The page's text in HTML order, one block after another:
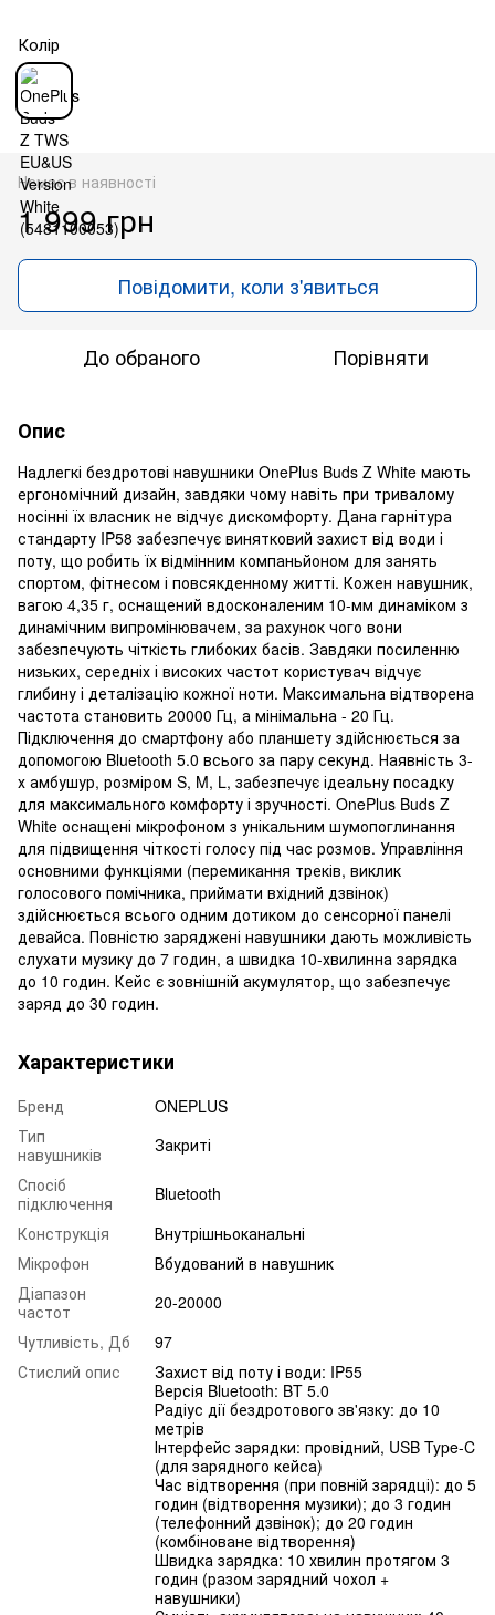
Колір
Немає в наявності
1 999 грн
Повідомити, коли з'явиться
До обраного Порівняти
Опис
Надлегкі бездротові навушники OnePlus Buds Z White мають
ергономічний дизайн, завдяки чому навіть при тривалому
носінні їх власник не відчує дискомфорту. Дана гарнітура
стандарту IP58 забезпечує винятковий захист від води і
поту, що робить їх відмінним компаньйоном для занять
спортом, фітнесом і повсякденному житті. Кожен навушник,
вагою 4,35 г, оснащений вдосконаленим 10-мм динаміком з
динамічним випромінювачем, за рахунок чого вони
забезпечують чіткість глибоких басів. Завдяки посиленню
низьких, середніх і високих частот користувач відчує
глибину і деталізацію кожної ноти. Максимальна відтворена
частота становить 20000 Гц, а мінімальна - 20 Гц.
Підключення до смартфону або планшету здійснюється за
допомогою Bluetooth 5.0 всього за пару секунд. Наявність 3-
х амбушур, розміром S, M, L, забезпечує ідеальну посадку
для максимального комфорту і зручності. OnePlus Buds Z
White оснащені мікрофоном з унікальним шумопоглинання
для підвищення чіткості голосу під час розмов. Управління
основними функціями (перемикання треків, виклик
голосового помічника, приймати вхідний дзвінок)
здійснюється всього одним дотиком до сенсорної панелі
девайса. Повністю заряджені навушники дають можливість
слухати музику до 7 годин, а швидка 10-хвилинна зарядка
до 10 годин. Кейс є зовнішній акумулятор, що забезпечує
заряд до 30 годин.
Характеристики
Бренд
ONEPLUS
Тип
навушників
Закриті
Спосіб
підключення
Bluetooth
Конструкція
Внутрішньоканальні
Мікрофон
Вбудований в навушник
Діапазон
частот
20-20000
Чутливість, Дб
97
Стислий опис
Захист від поту і води: IP55
Версія Bluetooth: BT 5.0
Радіус дії бездротового зв'язку: до 10
метрів
Інтерфейс зарядки: провідний, USB Type-C
(для зарядного кейса)
Час відтворення (при повній зарядці): до 5
годин (відтворення музики); до 3 годин
(телефонний дзвінок); до 20 годин
(комбіноване відтворення)
Швидка зарядка: 10 хвилин протягом 3
годин (разом зарядний чохол +
навушники)